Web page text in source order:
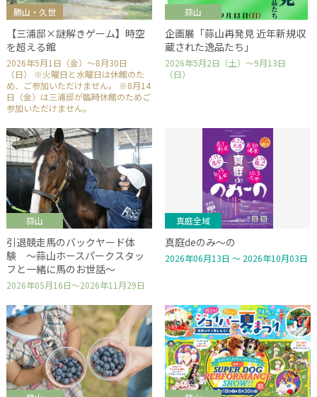
勝山・久世
【三浦邸×謎解きゲーム】時空
を超える館
2026年5月1日（金）～8月30日
（日） ※火曜日と水曜日は休館のた
め、ご参加いただけません。 ※8月14
日（金）は三浦邸が臨時休館のためご
参加いただけません。
蒜山
企画展「蒜山再発見 近年新規収
蔵された逸品たち」
2026年5月2日（土）～9月13日
（日）
蒜山
引退競走馬のバックヤード体
験 ～蒜山ホースパークスタッ
フと一緒に馬のお世話～
2026年05月16日～2026年11月29日
真庭全域
真庭deのみ～の
2026年06月13日 ～ 2026年10月03日